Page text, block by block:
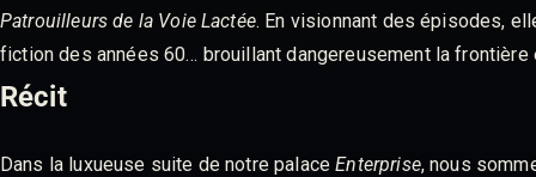
Patrouilleurs de la Voie Lactée. En visionnant des épisodes,
fiction des années 60… brouillant dangereusement la frontière
Récit
Dans la luxueuse suite de notre palaceEnterprise, nous